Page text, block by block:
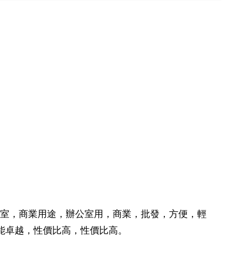
，商業用途，辦公室用，商業，批發，方便，輕
越，性價比高，性價比高。